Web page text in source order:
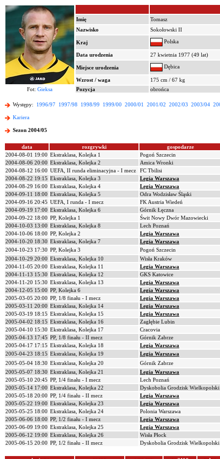
Imię
Tomasz
Nazwisko
Sokołowski II
Kraj Polska
Data urodzenia 27 kwietnia 1977 (49 lat)
Miejsce urodzenia Dębica
Wzrost / waga
175 cm / 67 kg
Fot: Gieksa Pozycja obrońca
Występy: 1996/97 1997/98 1998/99 1999/00 2000/01 2001/02 2002/03 2003/04
Kariera
Sezon 2004/05
data rozgrywki
gospodarze
2004-08-01 19:00 Ekstraklasa, Kolejka 1
Pogoń Szczecin
2004-08-06 20:00 Ekstraklasa, Kolejka 2
Amica Wronki
2004-08-12 16:00 UEFA, II runda eliminacyjna - I mecz
FC Tbilisi
2004-08-22 19:15 Ekstraklasa, Kolejka 3
Legia Warszawa
2004-08-29 16:00 Ekstraklasa, Kolejka 4
Legia Warszawa
2004-09-11 18:00 Ekstraklasa, Kolejka 5
Odra Wodzisław Śląski
2004-09-16 20:45 UEFA, I runda - I mecz
FK Austria Wiedeń
2004-09-19 17:00 Ekstraklasa, Kolejka 6
Górnik Łęczna
2004-09-22 18:00 PP, Kolejka 1
Świt Nowy Dwór Mazowiecki
2004-10-03 13:00 Ekstraklasa, Kolejka 8
Lech Poznań
2004-10-06 18:00 PP, Kolejka 2
Legia Warszawa
2004-10-20 18:30 Ekstraklasa, Kolejka 7
Legia Warszawa
2004-10-23 17:30 PP, Kolejka 3
Pogoń Szczecin
2004-10-29 20:00 Ekstraklasa, Kolejka 10
Wisła Kraków
2004-11-05 20:00 Ekstraklasa, Kolejka 11
Legia Warszawa
2004-11-13 15:30 Ekstraklasa, Kolejka 12
GKS Katowice
2004-11-20 15:30 Ekstraklasa, Kolejka 13
Legia Warszawa
2004-12-05 15:00 PP, Kolejka 6
Legia Warszawa
2005-03-05 20:00 PP, 1/8 finału - I mecz
Legia Warszawa
2005-03-11 20:00 Ekstraklasa, Kolejka 14
Legia Warszawa
2005-03-19 18:15 Ekstraklasa, Kolejka 15
Legia Warszawa
2005-04-02 18:15 Ekstraklasa, Kolejka 16
Zagłębie Lubin
2005-04-10 15:30 Ekstraklasa, Kolejka 17
Cracovia
2005-04-13 17:45 PP, 1/8 finału - II mecz
Górnik Zabrze
2005-04-17 17:15 Ekstraklasa, Kolejka 18
Legia Warszawa
2005-04-23 18:15 Ekstraklasa, Kolejka 19
Legia Warszawa
2005-05-04 18:30 Ekstraklasa, Kolejka 20
Górnik Zabrze
2005-05-07 18:30 Ekstraklasa, Kolejka 21
Legia Warszawa
2005-05-10 20:45 PP, 1/4 finału - I mecz
Lech Poznań
2005-05-14 17:00 Ekstraklasa, Kolejka 22
Dyskobolia Grodzisk Wielkopolski
2005-05-18 20:00 PP, 1/4 finału - II mecz
Legia Warszawa
2005-05-22 19:00 Ekstraklasa, Kolejka 23
Legia Warszawa
2005-05-25 18:00 Ekstraklasa, Kolejka 24
Polonia Warszawa
2005-06-06 18:00 PP, 1/2 finału - I mecz
Legia Warszawa
2005-06-09 19:00 Ekstraklasa, Kolejka 25
Legia Warszawa
2005-06-12 19:00 Ekstraklasa, Kolejka 26
Wisła Płock
2005-06-15 20:00 PP, 1/2 finału - II mecz Dyskobolia Grodzisk Wielkopolski